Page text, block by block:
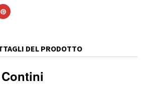
DEL PRODOTTO